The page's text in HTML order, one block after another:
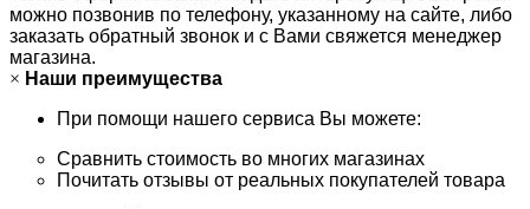
можно позвонив по телефону, указанному на сайте, либо
заказать обратный звонок и с Вами свяжется менеджер
магазина.
× Наши преимущества
При помощи нашего сервиса Вы можете:
Сравнить стоимость во многих магазинах
Почитать отзывы от реальных покупателей товара